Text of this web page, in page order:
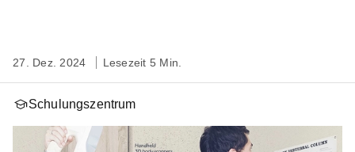
27. Dez. 2024 Lesezeit 5 Min.
Schulungszentrum